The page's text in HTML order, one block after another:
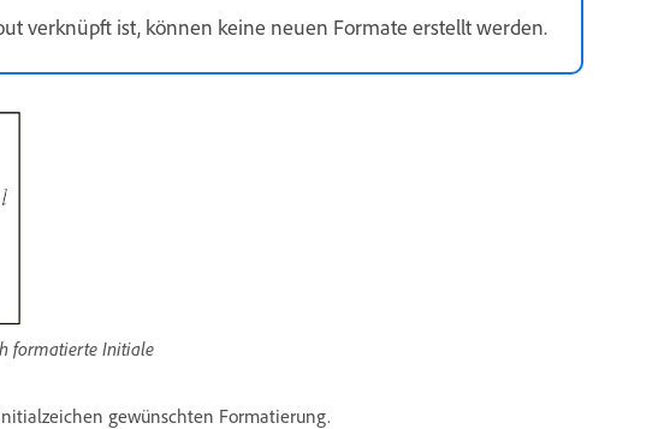
verknüpft ist, können keine neuen Formate erstellt werden.
formatierte Initiale
gewünschten Formatierung.